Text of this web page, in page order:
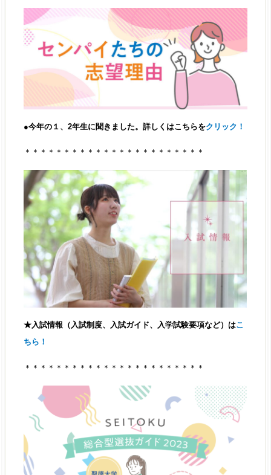
●今年の１、2年生に聞きました。詳しくはこちらをクリック！
＊＊＊＊＊＊＊＊＊＊＊＊＊＊＊＊＊＊＊＊＊＊＊
★入試情報（入試制度、入試ガイド、入学試験要項など）はこ
ちら！
＊＊＊＊＊＊＊＊＊＊＊＊＊＊＊＊＊＊＊＊＊＊＊